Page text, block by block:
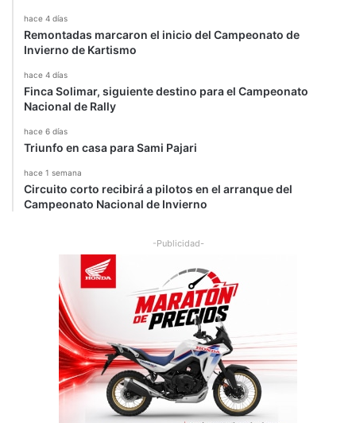
hace 4 días
Remontadas marcaron el inicio del Campeonato de
Invierno de Kartismo
hace 4 días
Finca Solimar, siguiente destino para el Campeonato
Nacional de Rally
hace 6 días
Triunfo en casa para Sami Pajari
hace 1 semana
Circuito corto recibirá a pilotos en el arranque del
Campeonato Nacional de Invierno
-Publicidad-